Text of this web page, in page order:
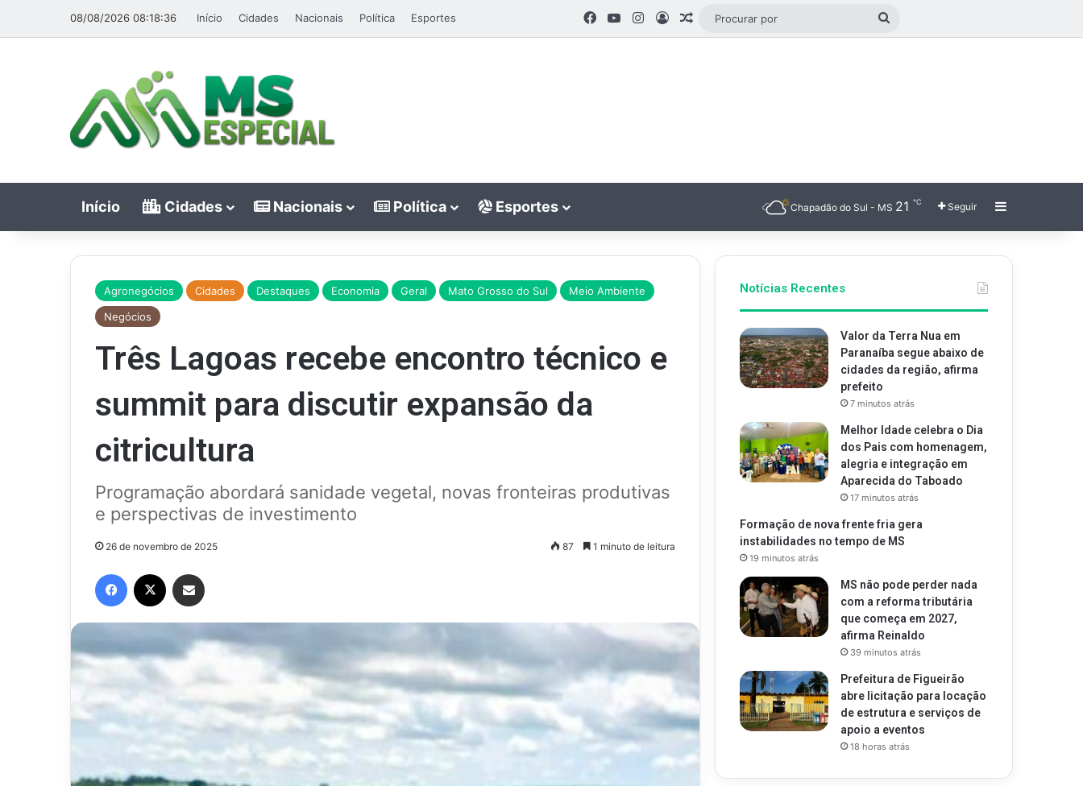
08/08/2026 08:18:36 Início Cidades Nacionais Política Esportes Facebook
YouTubeInstagram
EntrarArtigo aleatório
Procurar
Início Cidades Nacionais Política Esportes Chapadão do Sul - MS 21 ℃ Seguir Barra Lateral
Agronegócios Cidades Destaques Economia Geral Mato Grosso do Sul
Meio Ambiente
Negócios
Três Lagoas recebe encontro técnico e
summit para discutir expansão da
citricultura
Programação abordará sanidade vegetal, novas fronteiras produtivas
e perspectivas de investimento
26 de novembro de 2025 87 1 minuto de leitura
Facebook
Notícias Recentes
Valor da Terra Nua em
Paranaíba segue abaixo de
cidades da região, afirma
prefeito
7 minutos atrás
Melhor Idade celebra o Dia
dos Pais com homenagem,
alegria e integração em
Aparecida do Taboado
17 minutos atrás
Formação de nova frente fria gera
instabilidades no tempo de MS
19 minutos atrás
MS não pode perder nada
com a reforma tributária
que começa em 2027,
afirma Reinaldo
39 minutos atrás
Prefeitura de Figueirão
abre licitação para locação
de estrutura e serviços de
apoio a eventos
18 horas atrás